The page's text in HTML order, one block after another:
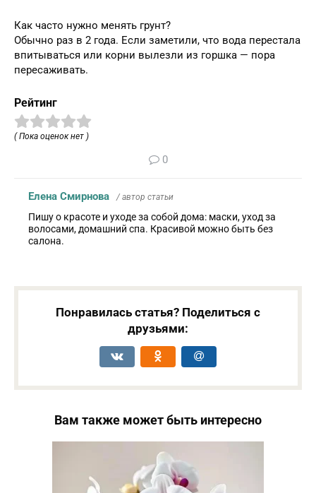
Как часто нужно менять грунт?
Обычно раз в 2 года. Если заметили, что вода перестала
впитываться или корни вылезли из горшка — пора
пересаживать.
Рейтинг
( Пока оценок нет )
0
Елена Смирнова / автор статьи
Пишу о красоте и уходе за собой дома: маски, уход за
волосами, домашний спа. Красивой можно быть без
салона.
Понравилась статья? Поделиться с
друзьями:
Вам также может быть интересно